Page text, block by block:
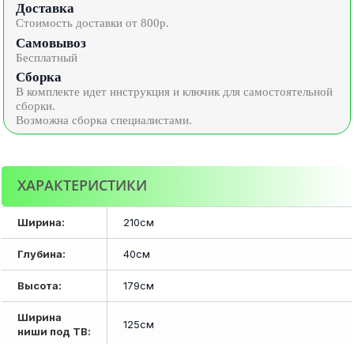
Доставка
Стоимость доставки от 800р.
Самовывоз
Бесплатный
Сборка
В комплекте идет инструкция и ключик для самостоятельной
сборки.
Возможна сборка специалистами.
ХАРАКТЕРИСТИКИ
Ширина: 210см
Глубина: 40см
Высота: 179см
Ширина
ниши под ТВ:
125см